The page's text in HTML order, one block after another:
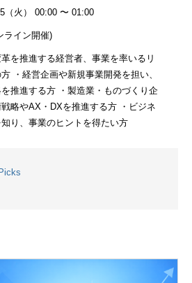
（火） 00:00 〜 01:00
ライン開催)
革を推進する経営者、事業を率いるリ
・経営企画や新規事業開発を担い、
推進する方 ・製造業・ものづくり企
略やAX・DXを推進する方 ・ビジネ
り、事業のヒントを得たい方